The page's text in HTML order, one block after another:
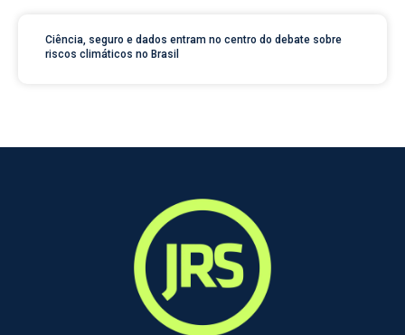
Ciência, seguro e dados entram no centro do debate sobre
riscos climáticos no Brasil